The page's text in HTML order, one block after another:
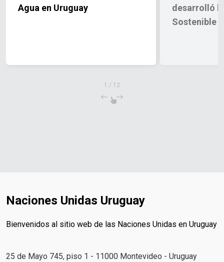
Agua en Uruguay
desarrolló
Sostenible
1 / 12
Naciones Unidas Uruguay
Bienvenidos al sitio web de las Naciones Unidas en Uruguay
25 de Mayo 745, piso 1 - 11000 Montevideo - Uruguay